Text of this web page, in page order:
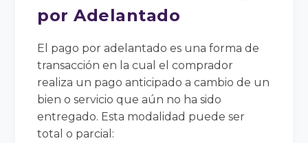
por Adelantado
El pago por adelantado es una forma de
transacción en la cual el comprador
realiza un pago anticipado a cambio de un
bien o servicio que aún no ha sido
entregado. Esta modalidad puede ser
total o parcial: